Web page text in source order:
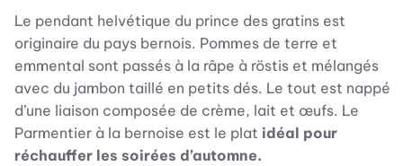
Le pendant helvétique du prince des gratins est
originaire du pays bernois. Pommes de terre et
emmental sont passés à la râpe à röstis et mélangés
avec du jambon taillé en petits dés. Le tout est nappé
d’une liaison composée de crème, lait et œufs. Le
Parmentier à la bernoise est le plat idéal pour
réchauffer les soirées d’automne.